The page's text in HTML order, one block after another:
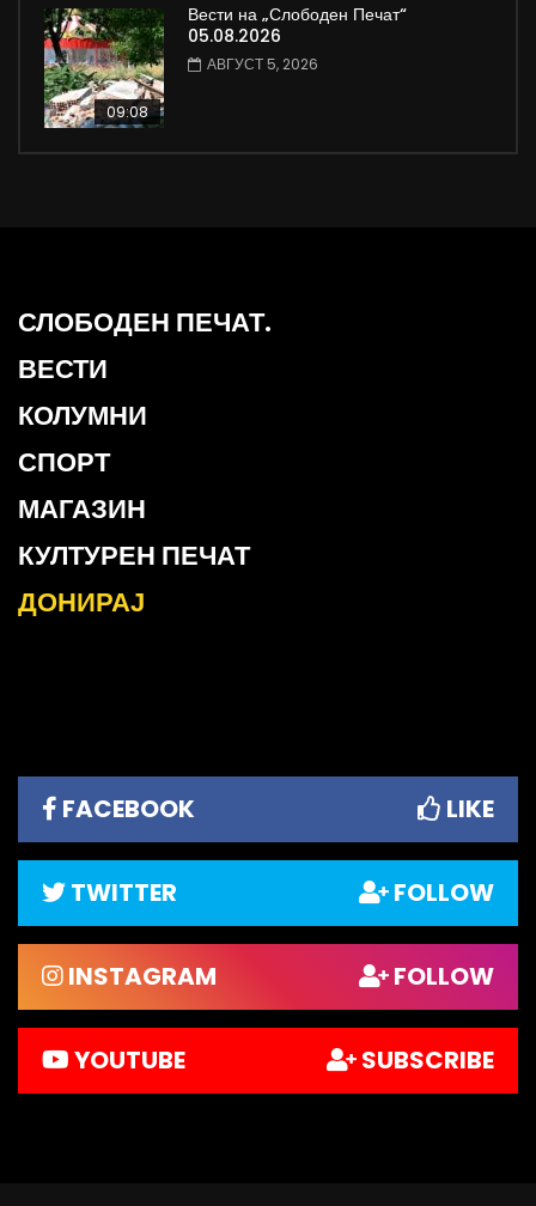
09:08
Вести на „Слободен Печат“
05.08.2026
АВГУСТ 5, 2026
СЛОБОДЕН ПЕЧАТ.
ВЕСТИ
КОЛУМНИ
СПОРТ
МАГАЗИН
КУЛТУРЕН ПЕЧАТ
ДОНИРАЈ
FACEBOOK LIKE
TWITTER FOLLOW
INSTAGRAM FOLLOW
YOUTUBE SUBSCRIBE